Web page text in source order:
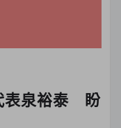
表泉裕泰 盼